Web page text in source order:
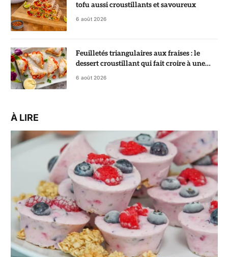
tofu aussi croustillants et savoureux
6 août 2026
Feuilletés triangulaires aux fraises : le
dessert croustillant qui fait croire à une
pâtisserie de chef
6 août 2026
À LIRE